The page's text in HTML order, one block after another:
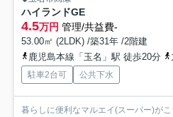
ハイランドGE
4.5万円 管理/共益費-
53.00㎡ (2LDK) /築31年 /2階建
鹿児島本線「玉名」駅 徒歩20分
駐車2台可 公共下水
暮らしに便利なマルエイ(スーパー)が